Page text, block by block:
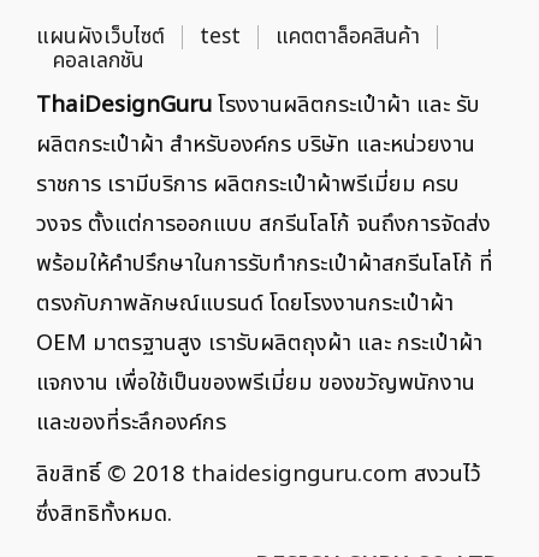
แผนผังเว็บไซต์ test แคตตาล็อคสินค้า
คอลเลกชัน
ThaiDesignGuruโรงงานผลิตกระเป๋าผ้า และ รับ
ผลิตกระเป๋าผ้า สำหรับองค์กร บริษัท และหน่วยงาน
ราชการ เรามีบริการ ผลิตกระเป๋าผ้าพรีเมี่ยม ครบ
วงจร ตั้งแต่การออกแบบ สกรีนโลโก้ จนถึงการจัดส่ง
พร้อมให้คำปรึกษาในการรับทำกระเป๋าผ้าสกรีนโลโก้ ที่
ตรงกับภาพลักษณ์แบรนด์ โดยโรงงานกระเป๋าผ้า
OEM มาตรฐานสูง เรารับผลิตถุงผ้า และ กระเป๋าผ้า
แจกงาน เพื่อใช้เป็นของพรีเมี่ยม ของขวัญพนักงาน
และของที่ระลึกองค์กร
ลิขสิทธิ์ © 2018 thaidesignguru.com สงวนไว้
ซึ่งสิทธิทั้งหมด.